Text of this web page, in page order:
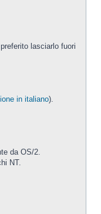
lasciarlo fuori
in italiano).
da OS/2.
NT.